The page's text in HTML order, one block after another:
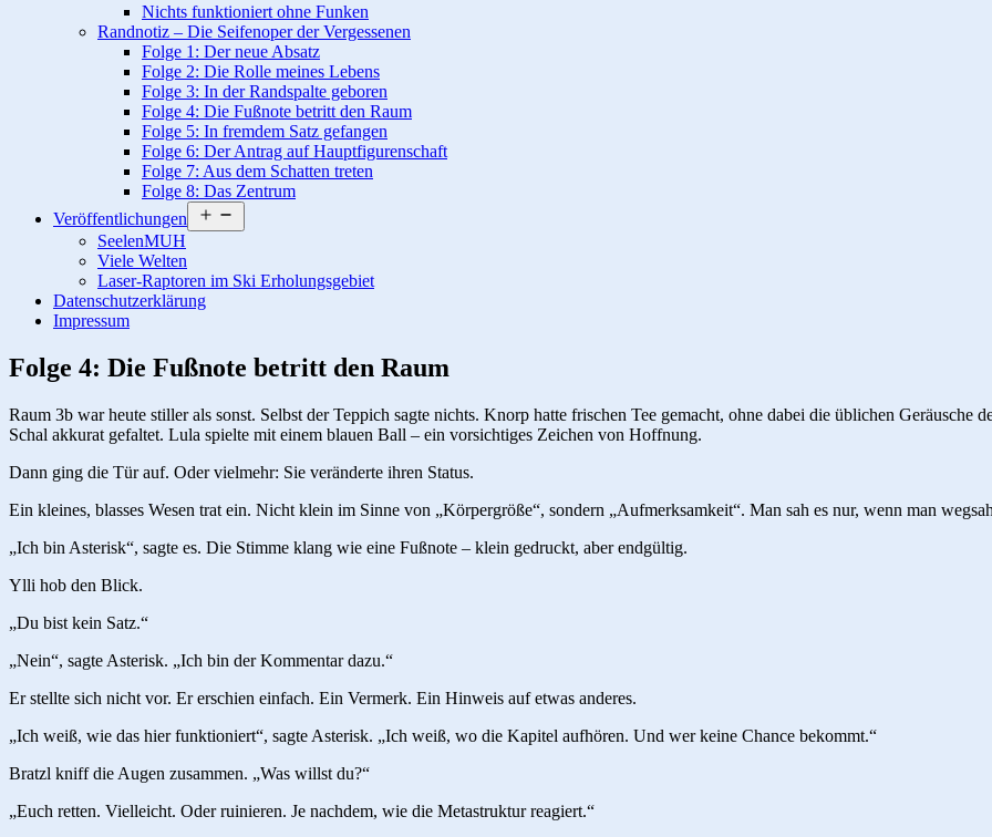
Nichts funktioniert ohne Funken
Randnotiz – Die Seifenoper der Vergessenen
Folge 1: Der neue Absatz
Folge 2: Die Rolle meines Lebens
Folge 3: In der Randspalte geboren
Folge 4: Die Fußnote betritt den Raum
Folge 5: In fremdem Satz gefangen
Folge 6: Der Antrag auf Hauptfigurenschaft
Folge 7: Aus dem Schatten treten
Folge 8: Das Zentrum
Veröffentlichungen
öffnen
SeelenMUH
Viele Welten
Laser-Raptoren im Ski Erholungsgebiet
Datenschutzerklärung
Impressum
Folge 4: Die Fußnote betritt den Raum
Raum 3b war heute stiller als sonst. Selbst der Teppich sagte nichts. Knorp hatte frischen Tee gemacht, ohne dabei die üblichen Geräusche
Schal akkurat gefaltet. Lula spielte mit einem blauen Ball – ein vorsichtiges Zeichen von Hoffnung.
Dann ging die Tür auf. Oder vielmehr: Sie veränderte ihren Status.
Ein kleines, blasses Wesen trat ein. Nicht klein im Sinne von „Körpergröße“, sondern „Aufmerksamkeit“. Man sah es nur, wenn man
„Ich bin Asterisk“, sagte es. Die Stimme klang wie eine Fußnote – klein gedruckt, aber endgültig.
Ylli hob den Blick.
„Du bist kein Satz.“
„Nein“, sagte Asterisk. „Ich bin der Kommentar dazu.“
Er stellte sich nicht vor. Er erschien einfach. Ein Vermerk. Ein Hinweis auf etwas anderes.
„Ich weiß, wie das hier funktioniert“, sagte Asterisk. „Ich weiß, wo die Kapitel aufhören. Und wer keine Chance bekommt.“
Bratzl kniff die Augen zusammen. „Was willst du?“
„Euch retten. Vielleicht. Oder ruinieren. Je nachdem, wie die Metastruktur reagiert.“